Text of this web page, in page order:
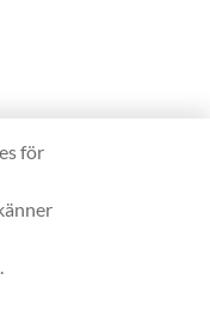
Reserved.
för